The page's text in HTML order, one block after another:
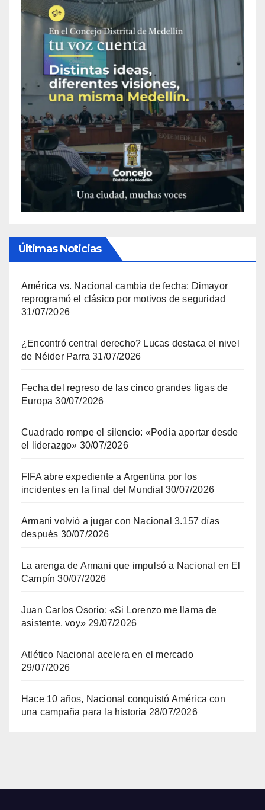
Últimas Noticias
América vs. Nacional cambia de fecha: Dimayor
reprogramó el clásico por motivos de seguridad
31/07/2026
¿Encontró central derecho? Lucas destaca el nivel
de Néider Parra 31/07/2026
Fecha del regreso de las cinco grandes ligas de
Europa 30/07/2026
Cuadrado rompe el silencio: «Podía aportar desde
el liderazgo» 30/07/2026
FIFA abre expediente a Argentina por los
incidentes en la final del Mundial 30/07/2026
Armani volvió a jugar con Nacional 3.157 días
después 30/07/2026
La arenga de Armani que impulsó a Nacional en El
Campín 30/07/2026
Juan Carlos Osorio: «Si Lorenzo me llama de
asistente, voy» 29/07/2026
Atlético Nacional acelera en el mercado
29/07/2026
Hace 10 años, Nacional conquistó América con
una campaña para la historia 28/07/2026